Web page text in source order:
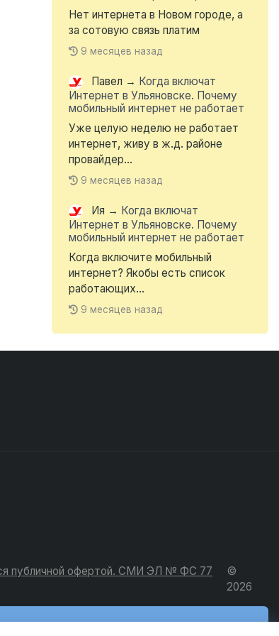
Нет интернета в Новом городе, а
за сотовую связь платим
9 месяцев назад
Павел → Когда включат
Интернет в Ульяновске. Почему
мобильный интернет не работает
Уже целую неделю не работает
интернет, живу в ж.д. районе
провайдер...
9 месяцев назад
Ия → Когда включат
Интернет в Ульяновске. Почему
мобильный интернет не работает
Когда включите мобильный
интернет? Якобы есть список
работающих...
9 месяцев назад
публичной офертой. СМИ ЭЛ № ФС 77
©
2026